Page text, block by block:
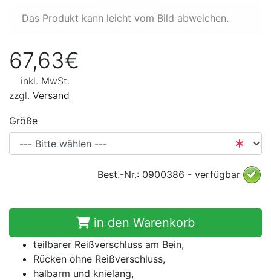
Das Produkt kann leicht vom Bild abweichen.
67,63€
inkl. MwSt.
zzgl. Versand
Größe
Best.-Nr.: 0900386 - verfügbar
in den Warenkorb
teilbarer Reißverschluss am Bein,
Rücken ohne Reißverschluss,
halbarm und knielang,